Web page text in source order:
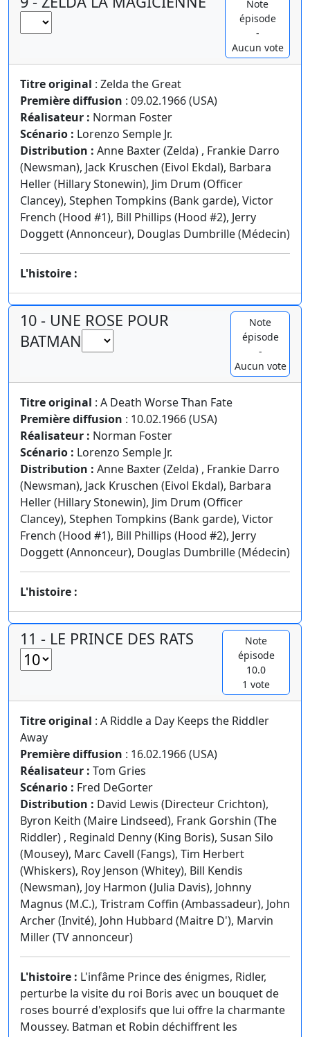
Note
épisode
-
Aucun vote
Titre original : Zelda the Great
Première diffusion : 09.02.1966 (USA)
Réalisateur : Norman Foster
Scénario : Lorenzo Semple Jr.
Distribution : Anne Baxter (Zelda) , Frankie Darro
(Newsman), Jack Kruschen (Eivol Ekdal), Barbara
Heller (Hillary Stonewin), Jim Drum (Officer
Clancey), Stephen Tompkins (Bank garde), Victor
French (Hood #1), Bill Phillips (Hood #2), Jerry
Doggett (Annonceur), Douglas Dumbrille (Médecin)
L'histoire :
10 - UNE ROSE POUR
BATMAN
Note
épisode
-
Aucun vote
Titre original : A Death Worse Than Fate
Première diffusion : 10.02.1966 (USA)
Réalisateur : Norman Foster
Scénario : Lorenzo Semple Jr.
Distribution : Anne Baxter (Zelda) , Frankie Darro
(Newsman), Jack Kruschen (Eivol Ekdal), Barbara
Heller (Hillary Stonewin), Jim Drum (Officer
Clancey), Stephen Tompkins (Bank garde), Victor
French (Hood #1), Bill Phillips (Hood #2), Jerry
Doggett (Annonceur), Douglas Dumbrille (Médecin)
L'histoire :
11 - LE PRINCE DES RATS
Note
épisode
10.0
1 vote
Titre original : A Riddle a Day Keeps the Riddler
Away
Première diffusion : 16.02.1966 (USA)
Réalisateur : Tom Gries
Scénario : Fred DeGorter
Distribution : David Lewis (Directeur Crichton),
Byron Keith (Maire Lindseed), Frank Gorshin (The
Riddler) , Reginald Denny (King Boris), Susan Silo
(Mousey), Marc Cavell (Fangs), Tim Herbert
(Whiskers), Roy Jenson (Whitey), Bill Kendis
(Newsman), Joy Harmon (Julia Davis), Johnny
Magnus (M.C.), Tristram Coffin (Ambassadeur), John
Archer (Invité), John Hubbard (Maitre D'), Marvin
Miller (TV annonceur)
L'histoire : L'infâme Prince des énigmes, Ridler,
perturbe la visite du roi Boris avec un bouquet de
roses bourré d'explosifs que lui offre la charmante
Moussey. Batman et Robin déchiffrent les